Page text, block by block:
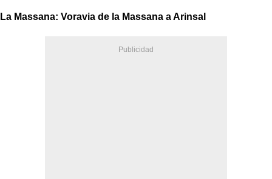
La Massana: Voravia de la Massana a Arinsal